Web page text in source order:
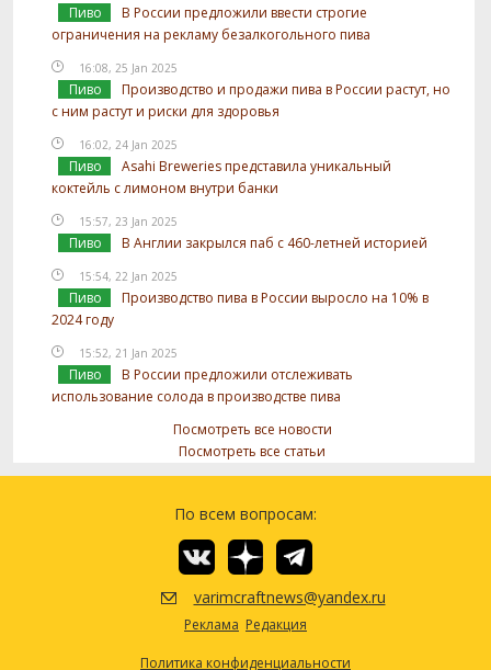
Пиво
В России предложили ввести строгие
ограничения на рекламу безалкогольного пива
16:08, 25 Jan 2025
Пиво
Производство и продажи пива в России растут, но
с ним растут и риски для здоровья
16:02, 24 Jan 2025
Пиво
Asahi Breweries представила уникальный
коктейль с лимоном внутри банки
15:57, 23 Jan 2025
Пиво В Англии закрылся паб с 460-летней историей
15:54, 22 Jan 2025
Пиво
Производство пива в России выросло на 10% в
2024 году
15:52, 21 Jan 2025
Пиво
В России предложили отслеживать
использование солода в производстве пива
Посмотреть все новости
Посмотреть все статьи
По всем вопросам:
varimcraftnews@yandex.ru
Реклама Редакция
Политика конфиденциальности